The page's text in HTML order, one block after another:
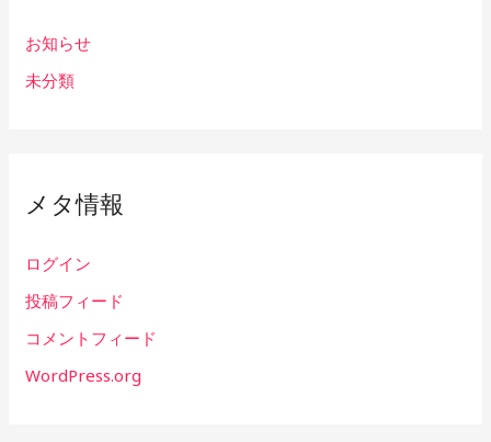
お知らせ
未分類
メタ情報
ログイン
投稿フィード
コメントフィード
WordPress.org